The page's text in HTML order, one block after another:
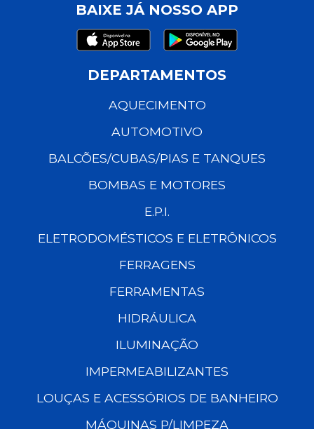
BAIXE JÁ NOSSO APP
DEPARTAMENTOS
AQUECIMENTO
AUTOMOTIVO
BALCÕES/CUBAS/PIAS E TANQUES
BOMBAS E MOTORES
E.P.I.
ELETRODOMÉSTICOS E ELETRÔNICOS
FERRAGENS
FERRAMENTAS
HIDRÁULICA
ILUMINAÇÃO
IMPERMEABILIZANTES
LOUÇAS E ACESSÓRIOS DE BANHEIRO
MÁQUINAS P/LIMPEZA